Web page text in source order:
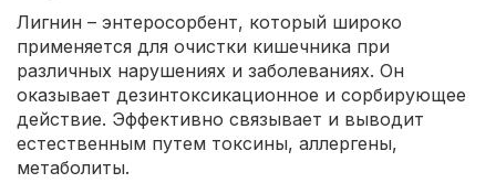
Лигнин – энтеросорбент, который широко
применяется для очистки кишечника при
различных нарушениях и заболеваниях. Он
оказывает дезинтоксикационное и сорбирующее
действие. Эффективно связывает и выводит
естественным путем токсины, аллергены,
метаболиты.